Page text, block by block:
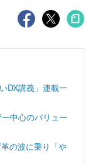
DX講義」連載一
中心のバリュー
の波に乗り「や